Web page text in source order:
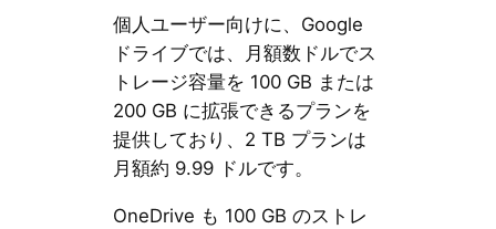
個人ユーザー向けに、Google
ドライブでは、月額数ドルでス
トレージ容量を 100 GB または
200 GB に拡張できるプランを
提供しており、2 TB プランは
月額約 9.99 ドルです。
OneDrive も 100 GB のストレ